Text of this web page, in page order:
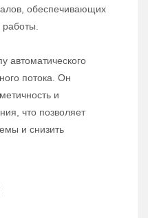
обеспечивающих
автоматического
потока. Он
и
что позволяет
и снизить